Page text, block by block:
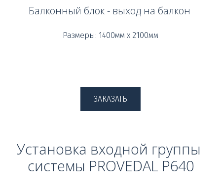
Балконный блок - выход на балкон
Размеры: 1400мм х 2100мм
ЗАКАЗАТЬ
Установка входной группы
системы PROVEDAL P640